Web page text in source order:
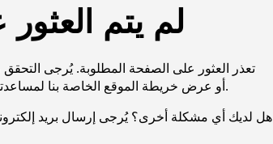
لم يتم
تعذر العثور على الصفحة المطلوبة. يُرجى
URL، أو عرض خريطة الموقع الخاصة بنا لمساعدتك في العثور على ما تريد.
هل لديك أي مشكلة أخرى؟ يُرجى إرسال بريد